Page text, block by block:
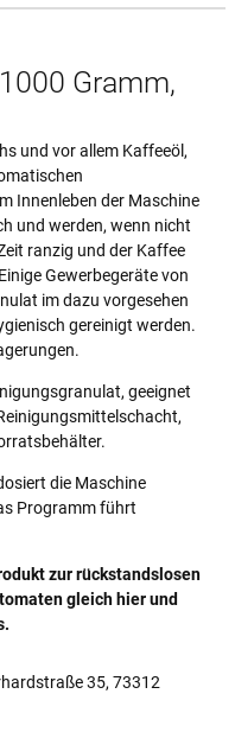
Gramm,
und vor allem Kaffeeöl,
Innenleben der Maschine
und werden, wenn nicht
ranzig und der Kaffee
Gewerbegeräte von
im dazu vorgesehen
gereinigt werden.
geeignet
die Maschine
Programm führt
zur rückstandslosen
gleich hier und
35, 73312